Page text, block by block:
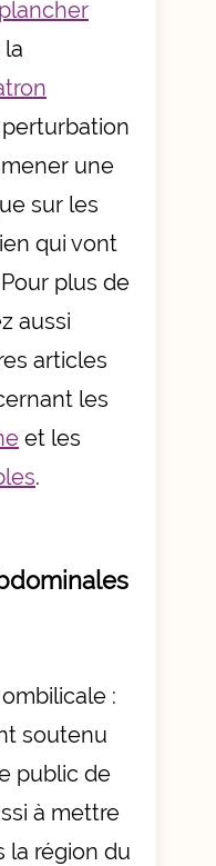
plancher
une
sur les
qui vont
plus de
aussi
articles
les
et les
.
:
soutenu
public de
à mettre
la région du